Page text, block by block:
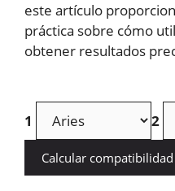
este artículo
práctica sobre cómo
obtener resultados
1 2
Calcular compatibilidad